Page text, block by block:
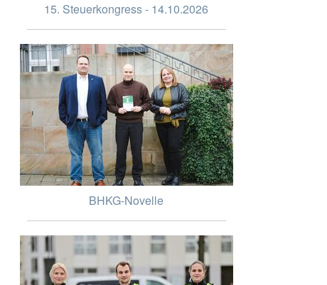
15. Steuerkongress - 14.10.2026
BHKG-Novelle